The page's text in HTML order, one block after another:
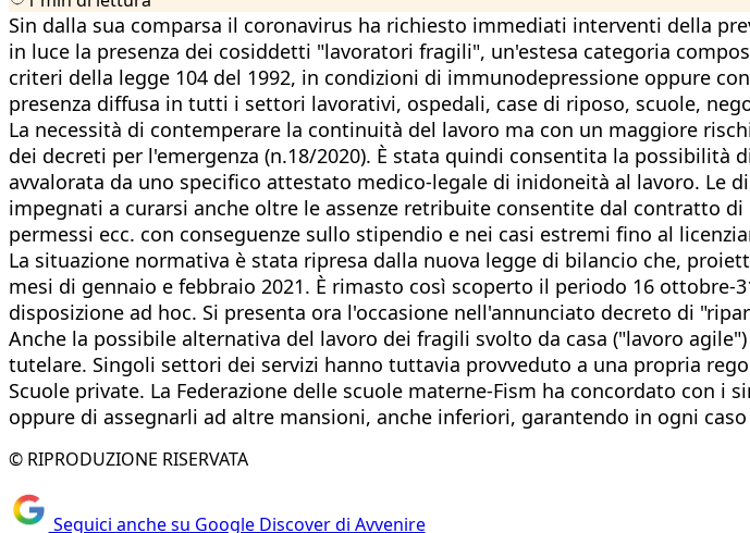
Sin dalla sua comparsa il coronavirus ha richiesto immediati interventi della
in luce la presenza dei cosiddetti "lavoratori fragili", un'estesa categoria
criteri della legge 104 del 1992, in condizioni di immunodepressione oppure
presenza diffusa in tutti i settori lavorativi, ospedali, case di riposo, scuole,
La necessità di contemperare la continuità del lavoro ma con un maggiore
dei decreti per l'emergenza (n.18/2020). È stata quindi consentita la possibilità
avvalorata da uno specifico attestato medico-legale di inidoneità al lavoro. Le
impegnati a curarsi anche oltre le assenze retribuite consentite dal contratto
permessi ecc. con conseguenze sullo stipendio e nei casi estremi fino al
La situazione normativa è stata ripresa dalla nuova legge di bilancio che,
mesi di gennaio e febbraio 2021. È rimasto così scoperto il periodo 16 ottobre-
disposizione ad hoc. Si presenta ora l'occasione nell'annunciato decreto di
Anche la possibile alternativa del lavoro dei fragili svolto da casa ("lavoro
tutelare. Singoli settori dei servizi hanno tuttavia provveduto a una propria
Scuole private. La Federazione delle scuole materne-Fism ha concordato con
oppure di assegnarli ad altre mansioni, anche inferiori, garantendo in ogni
© RIPRODUZIONE RISERVATA
Seguici anche su Google Discover di Avvenire